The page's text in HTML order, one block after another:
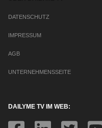
DATENSCHUTZ
IMPRESSUM
AGB
UNTERNEHMENSSEITE
DAILYME TV IM WEB: